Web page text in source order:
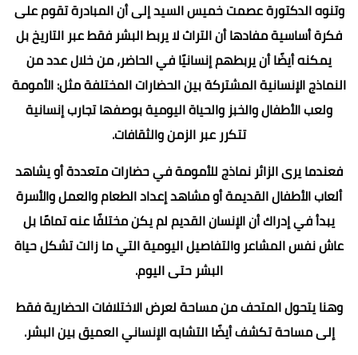
وتنوه الدكتورة عصمت خميس السيد إلى أن المبادرة تقوم على
فكرة أساسية مفادها أن التراث لا يربط البشر فقط عبر التاريخ بل
يمكنه أيضًا أن يربطهم إنسانيًا في الحاضر، من خلال عدد من
النماذج الإنسانية المشتركة بين الحضارات المختلفة مثل: الأمومة
ولعب الأطفال والخبز والحياة اليومية بوصفها تجارب إنسانية
تتكرر عبر الزمن والثقافات.
فعندما يرى الزائر نماذج للأمومة في حضارات متعددة أو يشاهد
ألعاب الأطفال القديمة أو مشاهد إعداد الطعام والعمل والأسرة
يبدأ في إدراك أن الإنسان القديم لم يكن مختلفًا عنه تمامًا بل
عاش نفس المشاعر والتفاصيل اليومية التي ما زالت تشكل حياة
البشر حتى اليوم.
وهنا يتحول المتحف من مساحة لعرض الاختلافات الحضارية فقط
إلى مساحة تكشف أيضًا التشابه الإنساني العميق بين البشر.